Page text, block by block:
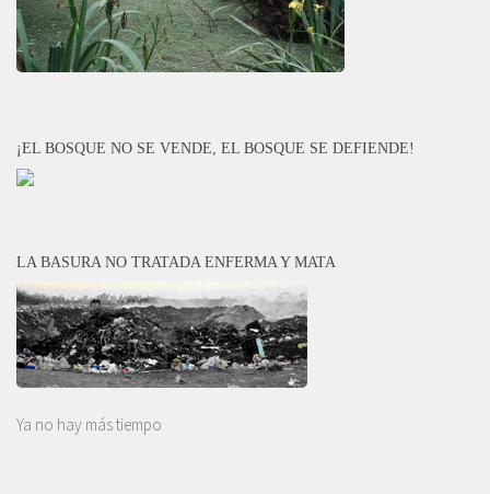
¡EL BOSQUE NO SE VENDE, EL BOSQUE SE DEFIENDE!
LA BASURA NO TRATADA ENFERMA Y MATA
Ya no hay más tiempo